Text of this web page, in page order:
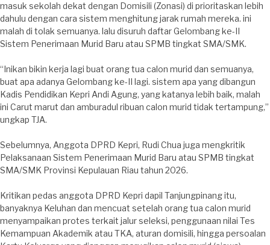
masuk sekolah dekat dengan Domisili (Zonasi) di prioritaskan lebih
dahulu dengan cara sistem menghitung jarak rumah mereka. ini
malah di tolak semuanya. lalu disuruh daftar Gelombang ke-II
Sistem Penerimaan Murid Baru atau SPMB tingkat SMA/SMK.
“Inikan bikin kerja lagi buat orang tua calon murid dan semuanya,
buat apa adanya Gelombang ke-II lagi. sistem apa yang dibangun
Kadis Pendidikan Kepri Andi Agung, yang katanya lebih baik, malah
ini Carut marut dan amburadul ribuan calon murid tidak tertampung,”
ungkap TJA.
Sebelumnya, Anggota DPRD Kepri, Rudi Chua juga mengkritik
Pelaksanaan Sistem Penerimaan Murid Baru atau SPMB tingkat
SMA/SMK Provinsi Kepulauan Riau tahun 2026.
Kritikan pedas anggota DPRD Kepri dapil Tanjungpinang itu,
banyaknya Keluhan dan mencuat setelah orang tua calon murid
menyampaikan protes terkait jalur seleksi, penggunaan nilai Tes
Kemampuan Akademik atau TKA, aturan domisili, hingga persoalan